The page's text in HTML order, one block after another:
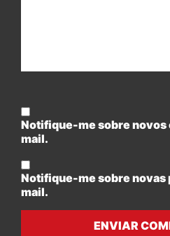
Notifique-me sobre
mail.
Notifique-me sobre novas
mail.
ENVIAR